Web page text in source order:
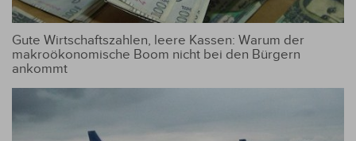
Gute Wirtschaftszahlen, leere Kassen: Warum der
makroökonomische Boom nicht bei den Bürgern
ankommt